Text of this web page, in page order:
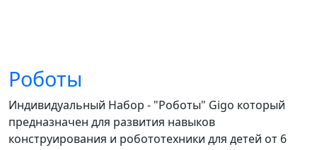
Роботы
Индивидуальный Набор - "Роботы" Gigo который
предназначен для развития навыков
конструирования и робототехники для детей от 6